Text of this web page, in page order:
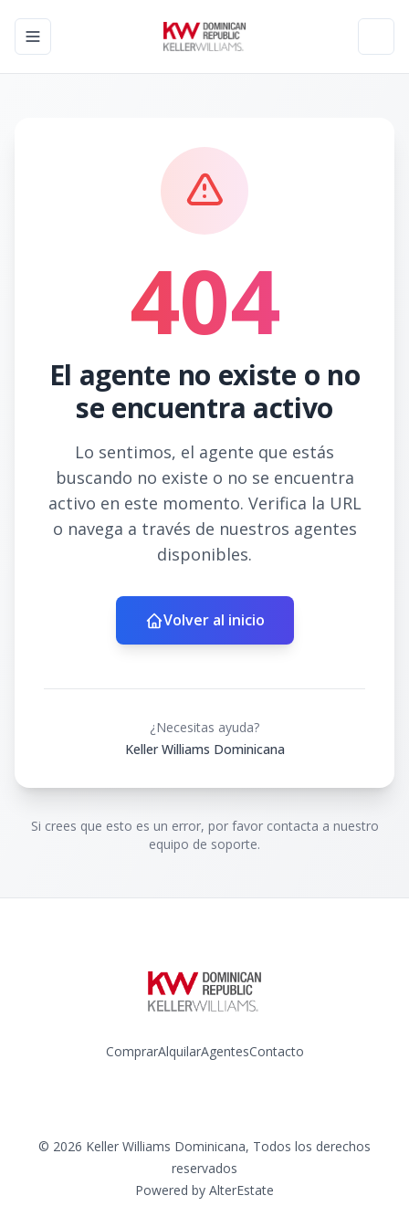
Toggle navigation menu
404
El agente no existe o no
se encuentra activo
Lo sentimos, el agente que estás
buscando no existe o no se encuentra
activo en este momento. Verifica la URL
o navega a través de nuestros agentes
disponibles.
Volver al inicio
¿Necesitas ayuda?
Keller Williams Dominicana
Si crees que esto es un error, por favor contacta a nuestro
equipo de soporte.
ComprarAlquilarAgentesContacto
© 2026 Keller Williams Dominicana, Todos los derechos
reservados
Powered by AlterEstate